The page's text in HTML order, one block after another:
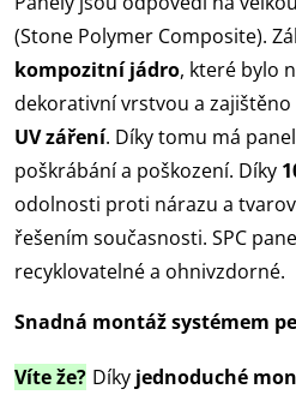
(Stone Polymer Composite).
kompozitní jádro, které bylo
dekorativní vrstvou a zajištěno
UV záření. Díky tomu má
poškrábání a poškození. Díky
odolnosti proti nárazu a
řešením současnosti. SPC
recyklovatelné a ohnivzdorné.
Snadná montáž systémem
Víte že? Díky jednoduché